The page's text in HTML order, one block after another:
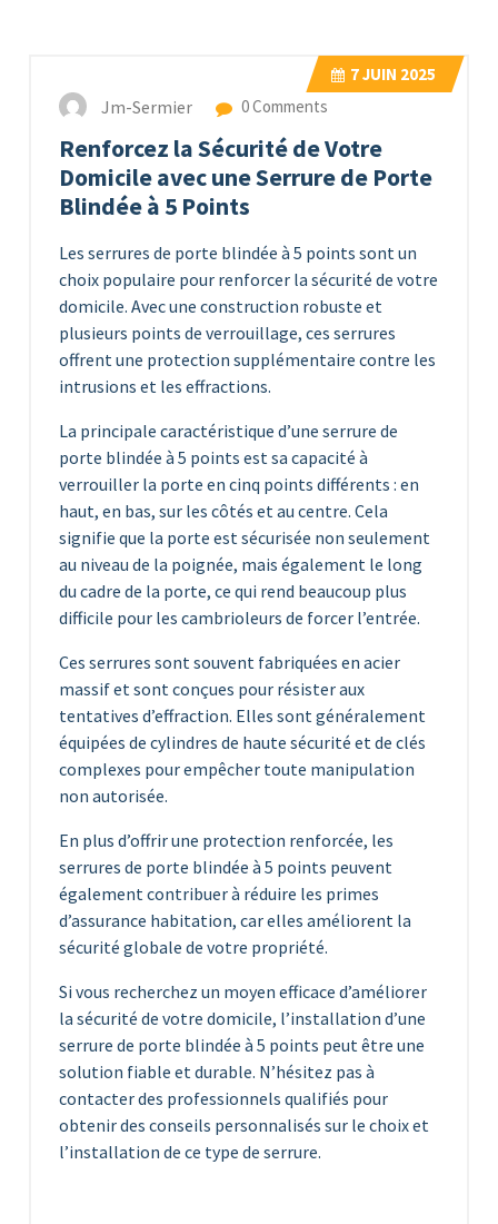
7JUIN 2025
Jm-Sermier 0 Comments
Renforcez la Sécurité de Votre
Domicile avec une Serrure de Porte
Blindée à 5 Points
Les serrures de porte blindée à 5 points sont un
choix populaire pour renforcer la sécurité de votre
domicile. Avec une construction robuste et
plusieurs points de verrouillage, ces serrures
offrent une protection supplémentaire contre les
intrusions et les effractions.
La principale caractéristique d’une serrure de
porte blindée à 5 points est sa capacité à
verrouiller la porte en cinq points différents : en
haut, en bas, sur les côtés et au centre. Cela
signifie que la porte est sécurisée non seulement
au niveau de la poignée, mais également le long
du cadre de la porte, ce qui rend beaucoup plus
difficile pour les cambrioleurs de forcer l’entrée.
Ces serrures sont souvent fabriquées en acier
massif et sont conçues pour résister aux
tentatives d’effraction. Elles sont généralement
équipées de cylindres de haute sécurité et de clés
complexes pour empêcher toute manipulation
non autorisée.
En plus d’offrir une protection renforcée, les
serrures de porte blindée à 5 points peuvent
également contribuer à réduire les primes
d’assurance habitation, car elles améliorent la
sécurité globale de votre propriété.
Si vous recherchez un moyen efficace d’améliorer
la sécurité de votre domicile, l’installation d’une
serrure de porte blindée à 5 points peut être une
solution fiable et durable. N’hésitez pas à
contacter des professionnels qualifiés pour
obtenir des conseils personnalisés sur le choix et
l’installation de ce type de serrure.